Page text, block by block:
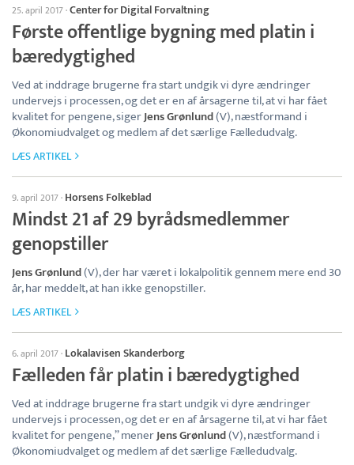
25. april 2017·Center for Digital Forvaltning
Første offentlige bygning med platin i
bæredygtighed
Ved at inddrage brugerne fra start undgik vi dyre ændringer
undervejs i processen, og det er en af årsagerne til, at vi har fået
kvalitet for pengene, sigerJens Grønlund(V), næstformand i
Økonomiudvalget og medlem af det særlige Fælledudvalg.
LÆS ARTIKEL
9. april 2017· Horsens Folkeblad
Mindst 21 af 29 byrådsmedlemmer
genopstiller
Jens Grønlund(V), der har været i lokalpolitik gennem mere end 30
år, har meddelt, at han ikke genopstiller.
LÆS ARTIKEL
6. april 2017· Lokalavisen Skanderborg
Fælleden får platin i bæredygtighed
Ved at inddrage brugerne fra start undgik vi dyre ændringer
undervejs i processen, og det er en af årsagerne til, at vi har fået
kvalitet for pengene,” menerJens Grønlund(V), næstformand i
Økonomiudvalget og medlem af det særlige Fælledudvalg.